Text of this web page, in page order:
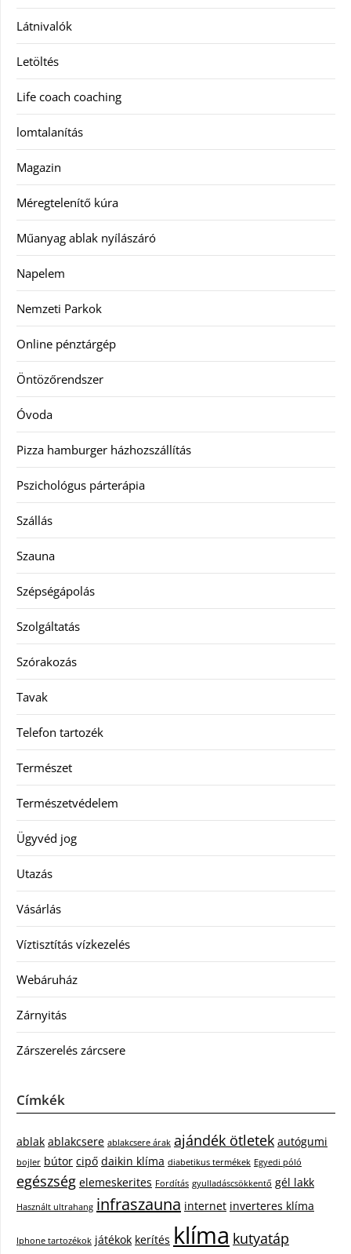
Látnivalók
Letöltés
Life coach coaching
lomtalanítás
Magazin
Méregtelenítő kúra
Műanyag ablak nyílászáró
Napelem
Nemzeti Parkok
Online pénztárgép
Öntözőrendszer
Óvoda
Pizza hamburger házhozszállítás
Pszichológus párterápia
Szállás
Szauna
Szépségápolás
Szolgáltatás
Szórakozás
Tavak
Telefon tartozék
Természet
Természetvédelem
Ügyvéd jog
Utazás
Vásárlás
Víztisztítás vízkezelés
Webáruház
Zárnyitás
Zárszerelés zárcsere
Címkék
ablak ablakcsere ablakcsere árak ajándék ötletek autógumi
bojler bútor cipő daikin klíma diabetikus termékek Egyedi póló
egészség elemeskerites Fordítás gyulladáscsökkentő gél lakk
Használt ultrahang infraszauna internet inverteres klíma
Iphone tartozékok játékok kerítés klíma kutyatáp